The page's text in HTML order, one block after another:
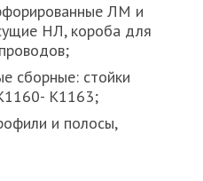
ЛМ и
НЛ, короба для
сборные: стойки
К1163;
и полосы,